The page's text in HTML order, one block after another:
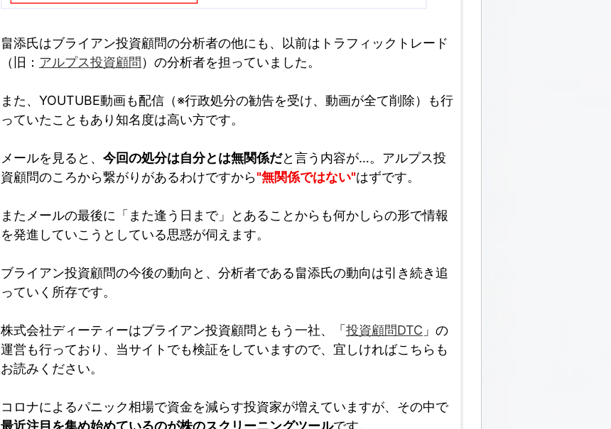
畠添氏はブライアン投資顧問の分析者の他にも、以前はトラフィックトレード
（旧： アルプス投資顧問 ）の分析者を担っていました。
また、YOUTUBE動画も配信（※行政処分の勧告を受け、動画が全て削除）も行
っていたこともあり知名度は高い方です。
メールを見ると、 今回の処分は自分とは無関係だと言う内容が…。アルプス投
資顧問のころから繋がりがあるわけですから"無関係ではない"はずです。
またメールの最後に「また逢う日まで」とあることからも何かしらの形で情報
を発進していこうとしている思惑が伺えます。
ブライアン投資顧問の今後の動向と、分析者である畠添氏の動向は引き続き追
っていく所存です。
株式会社ディーティーはブライアン投資顧問ともう一社、「 投資顧問DTC 」の
運営も行っており、当サイトでも検証をしていますので、宜しければこちらも
お読みください。
コロナによるパニック相場で資金を減らす投資家が増えていますが、その中で
最近注目を集め始めているのが株のスクリーニングツールです。